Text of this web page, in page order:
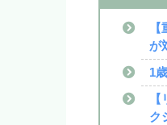
が
1
ク